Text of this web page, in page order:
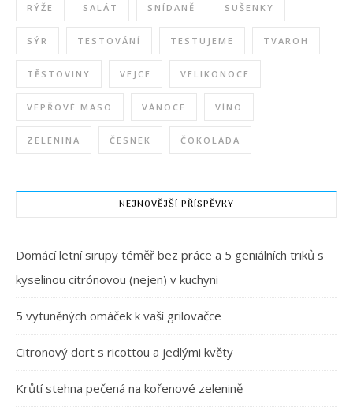
RÝŽE SALÁT SNÍDANĚ SUŠENKY
SÝR TESTOVÁNÍ TESTUJEME TVAROH
TĚSTOVINY VEJCE VELIKONOCE
VEPŘOVÉ MASO VÁNOCE VÍNO
ZELENINA ČESNEK ČOKOLÁDA
NEJNOVĚJŠÍ PŘÍSPĚVKY
Domácí letní sirupy téměř bez práce a 5 geniálních triků s
kyselinou citrónovou (nejen) v kuchyni
5 vytuněných omáček k vaší grilovačce
Citronový dort s ricottou a jedlými květy
Krůtí stehna pečená na kořenové zelenině